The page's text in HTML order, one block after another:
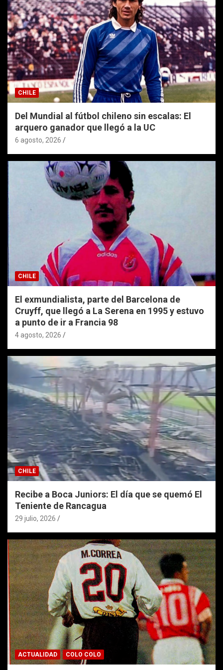
CHILE
Del Mundial al fútbol chileno sin escalas: El
arquero ganador que llegó a la UC
6 agosto, 2026
CHILE
El exmundialista, parte del Barcelona de
Cruyff, que llegó a La Serena en 1995 y estuvo
a punto de ir a Francia 98
4 agosto, 2026
CHILE
Recibe a Boca Juniors: El día que se quemó El
Teniente de Rancagua
29 julio, 2026
ACTUALIDAD COLO COLO